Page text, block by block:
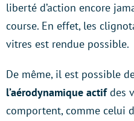
liberté d’action encore
course. En effet, les
vitres est rendue possible.
De même, il est possible
l’aérodynamique actifdes
comportent, comme celui